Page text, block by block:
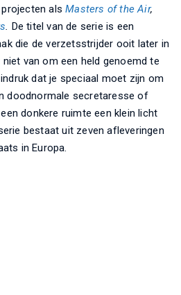
projecten alsMasters of the Air,
. De titel van de serie is een
die de verzetsstrijder ooit later in
van om een held genoemd te
dat je speciaal moet zijn om
doodnormale secretaresse of
donkere ruimte een klein licht
bestaat uit zeven afleveringen
in Europa.